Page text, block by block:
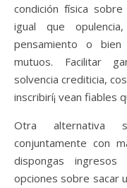
condición física
igual que
pensamiento o
mutuos. Facilitar
solvencia crediticia,
inscribirí¡ vean fiables
Otra alternativa
conjuntamente con
dispongas
opciones sobre sacar